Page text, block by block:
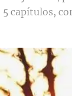
capítulos,